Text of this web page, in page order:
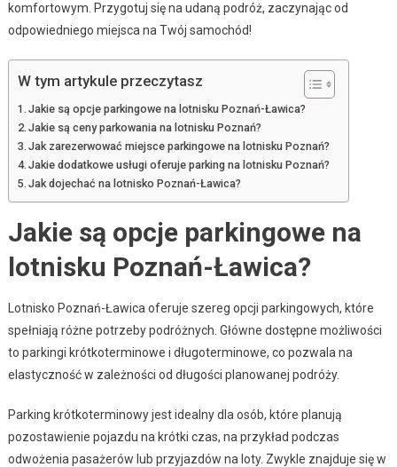
komfortowym. Przygotuj się na udaną podróż, zaczynając od
odpowiedniego miejsca na Twój samochód!
W tym artykule przeczytasz
Jakie są opcje parkingowe na lotnisku Poznań-Ławica?
Jakie są ceny parkowania na lotnisku Poznań?
Jak zarezerwować miejsce parkingowe na lotnisku Poznań?
Jakie dodatkowe usługi oferuje parking na lotnisku Poznań?
Jak dojechać na lotnisko Poznań-Ławica?
Jakie są opcje parkingowe na
lotnisku Poznań-Ławica?
Lotnisko Poznań-Ławica oferuje szereg opcji parkingowych, które
spełniają różne potrzeby podróżnych. Główne dostępne możliwości
to parkingi krótkoterminowe i długoterminowe, co pozwala na
elastyczność w zależności od długości planowanej podróży.
Parking krótkoterminowy jest idealny dla osób, które planują
pozostawienie pojazdu na krótki czas, na przykład podczas
odwożenia pasażerów lub przyjazdów na loty. Zwykle znajduje się w